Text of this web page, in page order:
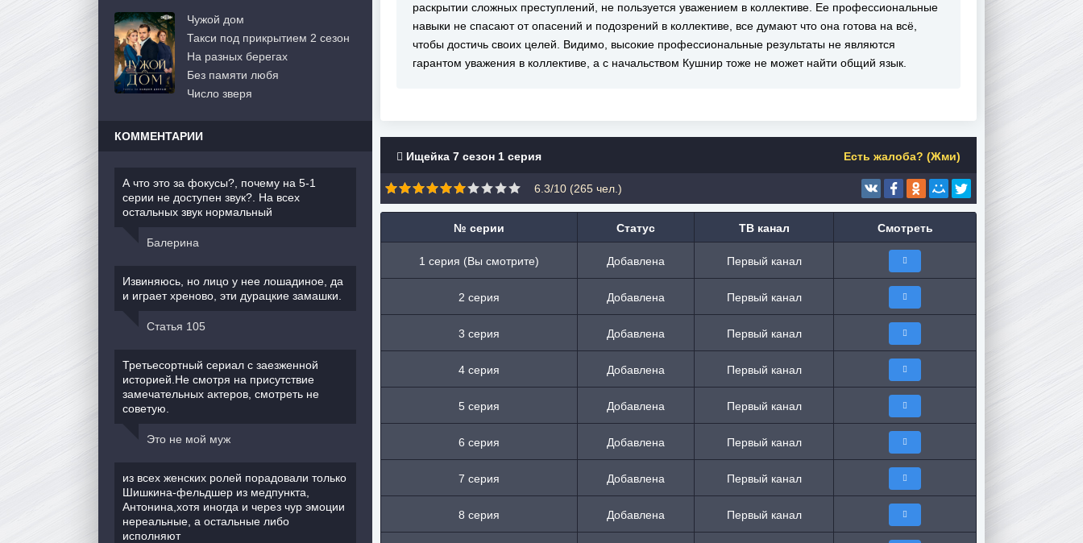
раскрытии сложных преступлений, не пользуется уважением в коллективе. Ее профессиональные
навыки не спасают от опасений и подозрений в коллективе, все думают что она готова на всё,
чтобы достичь своих целей. Видимо, высокие профессиональные результаты не являются
гарантом уважения в коллективе, а с начальством Кушнир тоже не может найти общий язык.
Ищейка 7 сезон 1 серия Есть жалоба? (Жми)
6.3/10 (265 чел.)
№ серии Статус ТВ канал Смотреть
1 серия (Вы смотрите) Добавлена Первый канал
2 серия Добавлена Первый канал
3 серия Добавлена Первый канал
4 серия Добавлена Первый канал
5 серия Добавлена Первый канал
6 серия Добавлена Первый канал
7 серия Добавлена Первый канал
8 серия Добавлена Первый канал
Чужой дом
Такси под прикрытием 2 сезон
На разных берегах
Без памяти любя
Число зверя
КОММЕНТАРИИ
А что это за фокусы?, почему на 5-1
серии не доступен звук?. На всех
остальных звук нормальный
Балерина
Извиняюсь, но лицо у нее лошадиное, да
и играет хреново, эти дурацкие замашки.
Статья 105
Третьесортный сериал с заезженной
историей.Не смотря на присутствие
замечательных актеров, смотреть не
советую.
Это не мой муж
из всех женских ролей порадовали только
Шишкина-фельдшер из медпункта,
Антонина,хотя иногда и через чур эмоции
нереальные, а остальные либо
исполняют